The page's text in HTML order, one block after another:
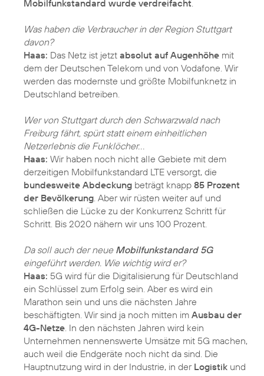
Mobilfunkstandard wurde verdreifacht.
Was haben die Verbraucher in der Region Stuttgart
davon?
Haas: Das Netz ist jetzt absolut auf Augenhöhe mit
dem der Deutschen Telekom und von Vodafone. Wir
werden das modernste und größte Mobilfunknetz in
Deutschland betreiben.
Wer von Stuttgart durch den Schwarzwald nach
Freiburg fährt, spürt statt einem einheitlichen
Netzerlebnis die Funklöcher. . .
Haas: Wir haben noch nicht alle Gebiete mit dem
derzeitigen Mobilfunkstandard LTE versorgt, die
bundesweite Abdeckung beträgt knapp 85 Prozent
der Bevölkerung. Aber wir rüsten weiter auf und
schließen die Lücke zu der Konkurrenz Schritt für
Schritt. Bis 2020 nähern wir uns 100 Prozent.
Da soll auch der neue Mobilfunkstandard 5G
eingeführt werden. Wie wichtig wird er?
Haas: 5G wird für die Digitalisierung für Deutschland
ein Schlüssel zum Erfolg sein. Aber es wird ein
Marathon sein und uns die nächsten Jahre
beschäftigten. Wir sind ja noch mitten im Ausbau der
4G-Netze. In den nächsten Jahren wird kein
Unternehmen nennenswerte Umsätze mit 5G machen,
auch weil die Endgeräte noch nicht da sind. Die
Hauptnutzung wird in der Industrie, in der Logistik und